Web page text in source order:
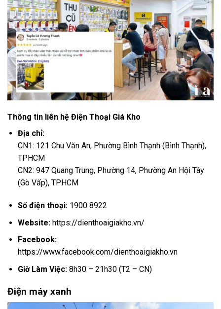
Thông tin liên hệ Điện Thoại Giá Kho
Địa chỉ:
CN1: 121 Chu Văn An, Phường Bình Thạnh (Bình Thạnh),
TPHCM
CN2: 947 Quang Trung, Phường 14, Phường An Hội Tây
(Gò Vấp), TPHCM
Số điện thoại:1900 8922
Website:https://dienthoaigiakho.vn/
Facebook:
https://www.facebook.com/dienthoaigiakho.vn
Giờ Làm Việc:8h30 – 21h30 (T2 – CN)
Điện máy xanh